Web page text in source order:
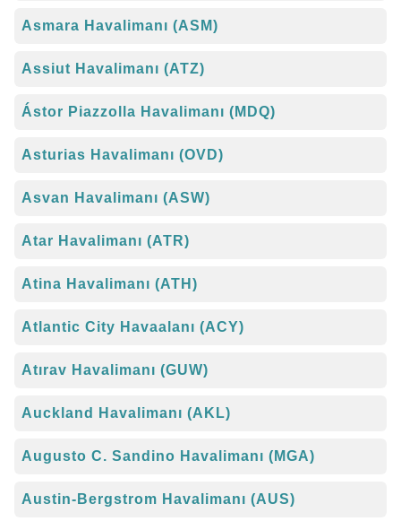
Asmara Havalimanı (ASM)
Assiut Havalimanı (ATZ)
Ástor Piazzolla Havalimanı (MDQ)
Asturias Havalimanı (OVD)
Asvan Havalimanı (ASW)
Atar Havalimanı (ATR)
Atina Havalimanı (ATH)
Atlantic City Havaalanı (ACY)
Atırav Havalimanı (GUW)
Auckland Havalimanı (AKL)
Augusto C. Sandino Havalimanı (MGA)
Austin-Bergstrom Havalimanı (AUS)